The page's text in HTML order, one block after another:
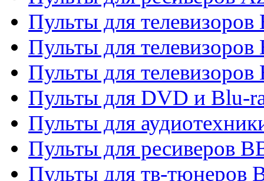
Пульты для
Пульты для
Пульты для
Пульты для DVD и Blu-
Пульты для
Пульты для ресиверов
Пульты для тв-тюнеров